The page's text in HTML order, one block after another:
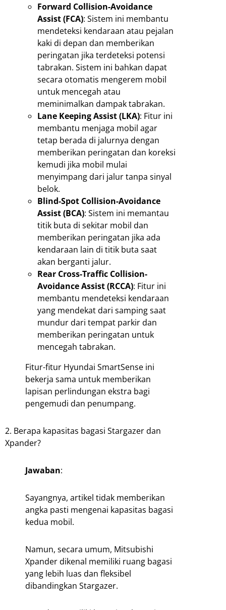
Forward Collision-Avoidance
Assist (FCA): Sistem ini membantu
mendeteksi kendaraan atau pejalan
kaki di depan dan memberikan
peringatan jika terdeteksi potensi
tabrakan. Sistem ini bahkan dapat
secara otomatis mengerem mobil
untuk mencegah atau
meminimalkan dampak tabrakan.
Lane Keeping Assist (LKA): Fitur ini
membantu menjaga mobil agar
tetap berada di jalurnya dengan
memberikan peringatan dan koreksi
kemudi jika mobil mulai
menyimpang dari jalur tanpa sinyal
belok.
Blind-Spot Collision-Avoidance
Assist (BCA): Sistem ini memantau
titik buta di sekitar mobil dan
memberikan peringatan jika ada
kendaraan lain di titik buta saat
akan berganti jalur.
Rear Cross-Traffic Collision-
Avoidance Assist (RCCA): Fitur ini
membantu mendeteksi kendaraan
yang mendekat dari samping saat
mundur dari tempat parkir dan
memberikan peringatan untuk
mencegah tabrakan.
Fitur-fitur Hyundai SmartSense ini
bekerja sama untuk memberikan
lapisan perlindungan ekstra bagi
pengemudi dan penumpang.
2. Berapa kapasitas bagasi Stargazer dan
Xpander?
Jawaban:
Sayangnya, artikel tidak memberikan
angka pasti mengenai kapasitas bagasi
kedua mobil.
Namun, secara umum, Mitsubishi
Xpander dikenal memiliki ruang bagasi
yang lebih luas dan fleksibel
dibandingkan Stargazer.